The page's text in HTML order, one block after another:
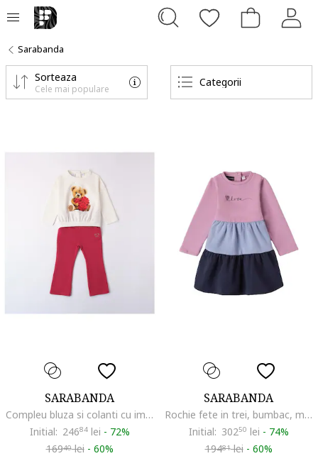
Sarabanda
Categorii
Sorteaza
Cele mai populare
SARABANDA
Compleu bluza si colanti cu imprimeu ursulet si flori pentru fete, 0.A336
Initial: 24684lei - 72%
16940lei - 60%
SARABANDA
Rochie fete in trei, bumbac, multicolor, Mov/Albastru deschis/Bleumarin
Initial: 30250 lei - 74%
19481lei - 60%